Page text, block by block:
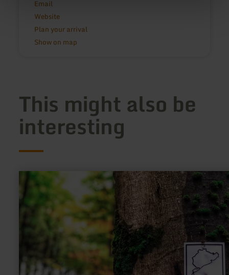
Email
Website
Plan your arrival
Show on map
This might also be
interesting
learn
Greenhell-
Hiking